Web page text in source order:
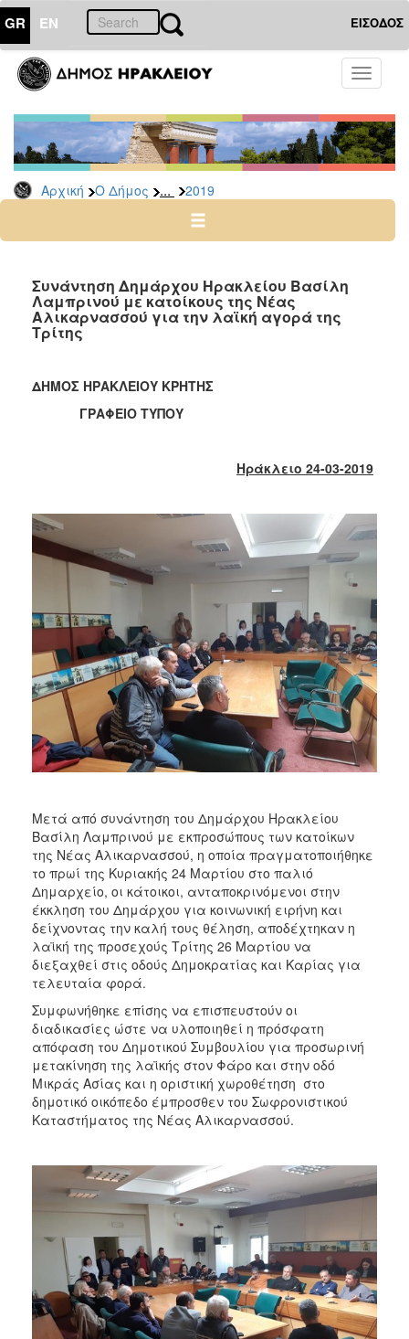
GR EN ΕΙΣΟΔΟΣ
Toggle
Αρχική Ο Δήμος ... 2019
ΔΗΜΟΣ
Δελτία
Τύπου
Αρχείο
2026
2024
2022
2021
2019
2018
2012
2011
2006
ΤΟΠΟΣ
ΑΝΘΕΚΤΙΚΗ
ΠΟΛΗ
Συνάντηση Δημάρχου Ηρακλείου Βασίλη
Λαμπρινού με κατοίκους της Νέας
Αλικαρνασσού για την λαϊκή αγορά της
Τρίτης
ΔΗΜΟΣ ΗΡΑΚΛΕΙΟΥ ΚΡΗΤΗΣ
ΓΡΑΦΕΙΟ ΤΥΠΟΥ
Ηράκλειο 24-03-2019
Μετά από συνάντηση του Δημάρχου Ηρακλείου
Βασίλη Λαμπρινού με εκπροσώπους των κατοίκων
της Νέας Αλικαρνασσού, η οποία πραγματοποιήθηκε
το πρωί της Κυριακής 24 Μαρτίου στο παλιό
Δημαρχείο, οι κάτοικοι, ανταποκρινόμενοι στην
έκκληση του Δημάρχου για κοινωνική ειρήνη και
δείχνοντας την καλή τους θέληση, αποδέχτηκαν η
λαϊκή της προσεχούς Τρίτης 26 Μαρτίου να
διεξαχθεί στις οδούς Δημοκρατίας και Καρίας για
τελευταία φορά.
Συμφωνήθηκε επίσης να επισπευστούν οι
διαδικασίες ώστε να υλοποιηθεί η πρόσφατη
απόφαση του Δημοτικού Συμβουλίου για προσωρινή
μετακίνηση της λαϊκής στον Φάρο και στην οδό
Μικράς Ασίας και η οριστική χωροθέτηση στο
δημοτικό οικόπεδο έμπροσθεν του Σωφρονιστικού
Καταστήματος της Νέας Αλικαρνασσού.